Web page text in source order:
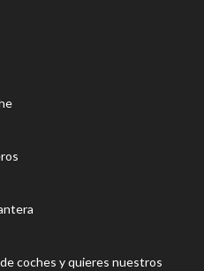
coches y quieres nuestros